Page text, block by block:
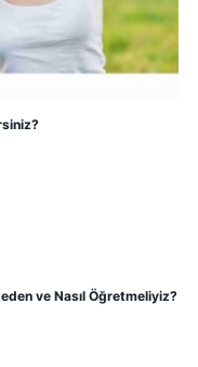
ve Nasıl Öğretmeliyiz?